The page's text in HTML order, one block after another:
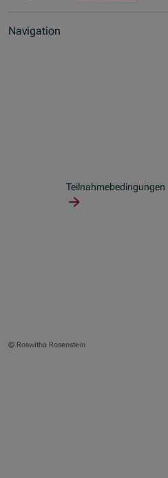
Navigation
Teilnahmebedingungen
© Roswitha Rosenstein